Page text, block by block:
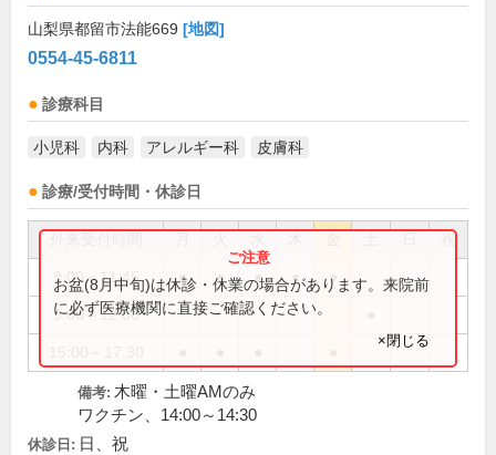
山梨県都留市法能669 [地図]
0554-45-6811
診療科目
小児科 内科 アレルギー科 皮膚科
診療/受付時間・休診日
祝
9:00～11:45 ● ● ● ● ●
9:00～12:00
お盆(8月中旬)は休診・休業の場合があります。来院前
に必ず医療機関に直接ご確認ください。
×閉じる
備考: 木曜・土曜AMのみ
ワクチン、14:00～14:30
休診日: 日、祝